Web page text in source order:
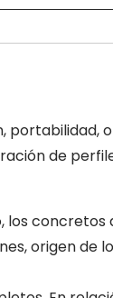
portabilidad,
de
los concretos
origen de